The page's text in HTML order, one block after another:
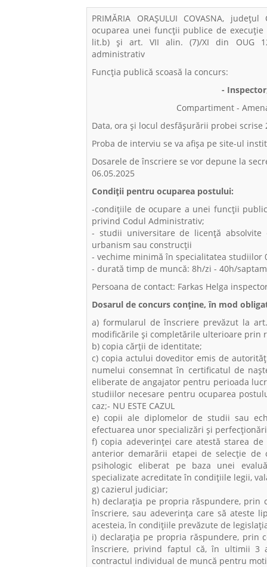
PRIMĂRIA ORAŞULUI COVASNA,
ocuparea unei funcţii publice de execuţie
lit.b) și art. VII alin. (7)/XI din OUG
administrativ
Funcția publică scoasă la concurs:
-
Compartiment -
Data, ora și locul desfășurării probei scrise
Proba de interviu se va afișa pe site-ul
Dosarele de înscriere se vor depune la
06.05.2025
Condiții pentru ocuparea postului:
-condiţiile de ocupare a unei funcții
privind Codul Administrativ;
- studii universitare de licenţă
urbanism sau construcții
- vechime minimă în specialitatea studiilor
- durată timp de muncă: 8h/zi - 40h/
Persoana de contact: Farkas Helga
Dosarul de concurs conţine, în mod
a) formularul de înscriere prevăzut la
modificările și completările ulterioare prin
b) copia cărţii de identitate;
c) copia actului doveditor emis de
numelui consemnat în certificatul de
eliberate de angajator pentru perioada
studiilor necesare pentru ocuparea
caz;- NU ESTE CAZUL
e) copii ale diplomelor de studii sau
efectuarea unor specializări şi
f) copia adeverinţei care atestă starea
anterior demarării etapei de selecţie
psihologic eliberat pe baza unei
specializate acreditate în condiţiile legii,
g) cazierul judiciar;
h) declaraţia pe propria răspundere, prin
înscriere, sau adeverinţa care să ateste
acesteia, în condiţiile prevăzute de
i) declaraţia pe propria răspundere, prin
înscriere, privind faptul că, în ultimii 3
contractul individual de muncă pentru